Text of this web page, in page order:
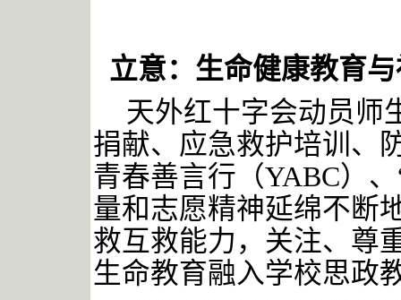
立意：生命健康教育
天外红十字会动员师
捐献、应急救护培训、
青春善言行（YABC）
量和志愿精神延绵不断
救互救能力，关注、尊
生命教育融入学校思政